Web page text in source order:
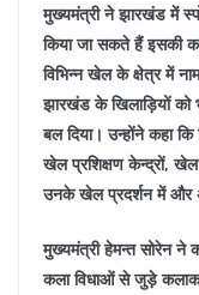
मुख्यमंत्री ने झारखंड में
किया जा सकते हैं इसकी
विभिन्न खेल के क्षेत्र में
झारखंड के खिलाड़ियों को
बल दिया। उन्होंने कहा कि
खेल प्रशिक्षण केन्द्रों,
उनके खेल प्रदर्शन में और
मुख्यमंत्री हेमन्त सोरेन ने
कला विधाओं से जुड़े